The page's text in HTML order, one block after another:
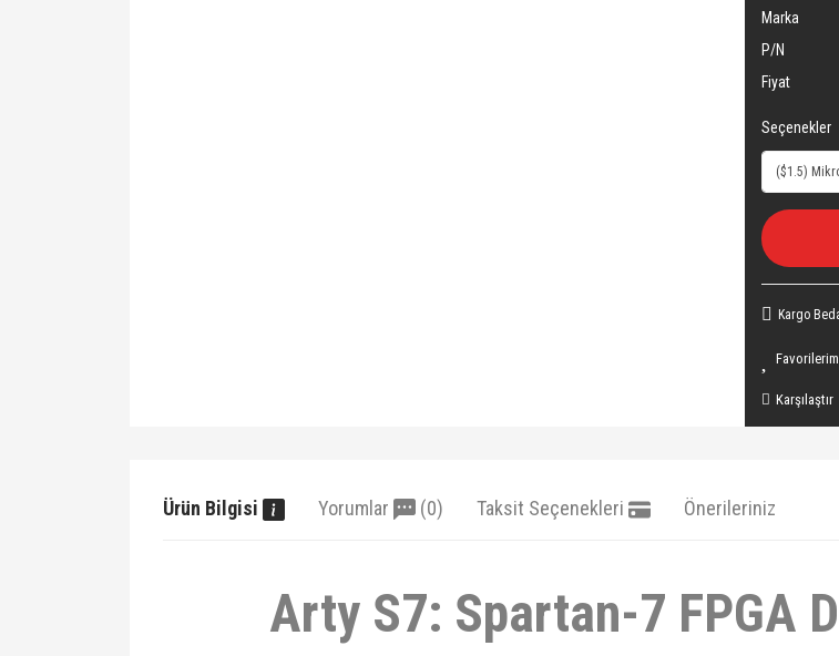
Marka
P/N
Fiyat
Seçenekler
Kargo
Karşılaştır
Ürün Bilgisi Yorumlar (0) Taksit Seçenekleri Önerileriniz
Arty S7: Spartan-7 FPGA